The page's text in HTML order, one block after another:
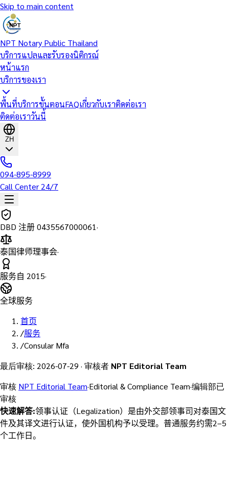
Skip to main content
NPT Notary Public Thailand
บริการแปลและรับรองนิติกรณ์
หน้าแรก
บริการของเรา
พื้นที่บริการขั้นตอนFAQเกี่ยวกับเราติดต่อเรา
ติดต่อเราวันนี้
ZH
094-895-8999
Call Center 24/7
DBD 注册0435567000061·
泰国律师理事会·
服务自 2015·
全球服务
首页
/服务
/Consular Mfa
最后审核: 2026-07-29 · 审核者 NPT Editorial Team
审核 NPT Editorial Team·Editorial & Compliance Team·编辑部已
审核
快速解答:领事认证（Legalization）是由外交部领事司对泰国文
件及其译文进行认证，使外国机构予以受理。普通服务约需2–5
个工作日。